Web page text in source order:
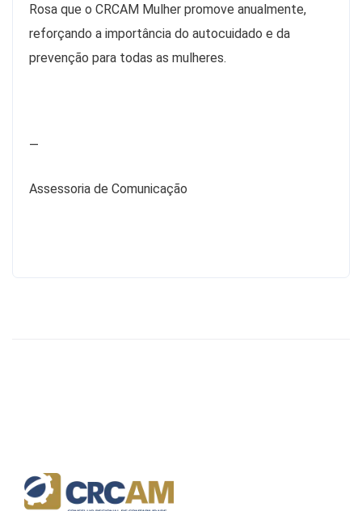
Rosa que o CRCAM Mulher promove anualmente,
reforçando a importância do autocuidado e da
prevenção para todas as mulheres.
—
Assessoria de Comunicação